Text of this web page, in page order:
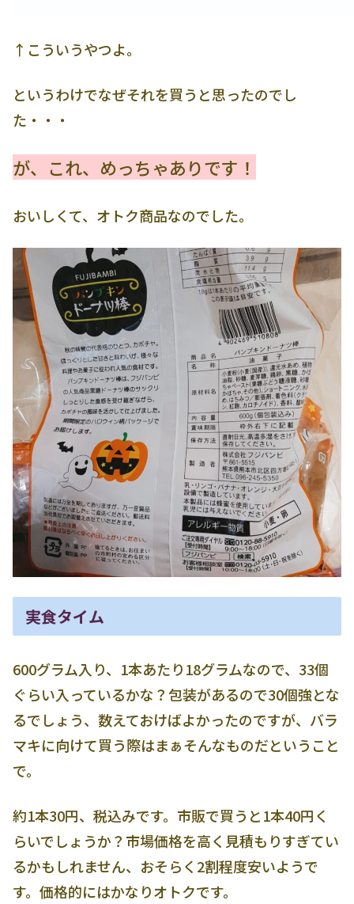
↑こういうやつよ。
というわけでなぜそれを買うと思ったのでし
た・・・
が、これ、めっちゃありです！
おいしくて、オトク商品なのでした。
実食タイム
600グラム入り、1本あたり18グラムなので、33個
ぐらい入っているかな？包装があるので30個強とな
るでしょう、数えておけばよかったのですが、バラ
マキに向けて買う際はまぁそんなものだということ
で。
約1本30円、税込みです。市販で買うと1本40円く
らいでしょうか？市場価格を高く見積もりすぎてい
るかもしれません、おそらく2割程度安いようで
す。価格的にはかなりオトクです。